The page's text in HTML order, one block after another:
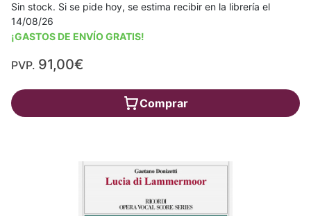
Sin stock. Si se pide hoy, se estima recibir en la librería el
14/08/26
¡GASTOS DE ENVÍO GRATIS!
PVP. 91,00€
Comprar